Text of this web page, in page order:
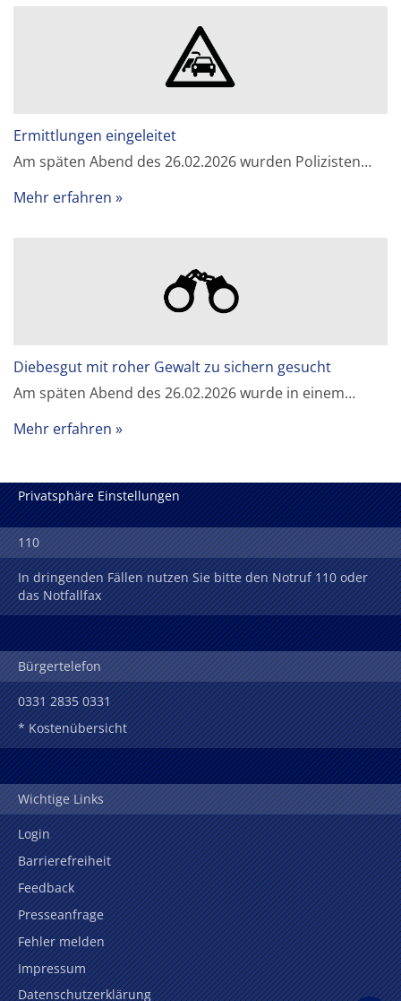
Ermittlungen eingeleitet
Am späten Abend des 26.02.2026 wurden Polizisten…
Mehr erfahren
Diebesgut mit roher Gewalt zu sichern gesucht
Am späten Abend des 26.02.2026 wurde in einem…
Mehr erfahren
Privatsphäre Einstellungen
110
In dringenden Fällen nutzen Sie bitte den Notruf 110 oder
das Notfallfax
Bürgertelefon
0331 2835 0331
* Kostenübersicht
Wichtige Links
Login
Barrierefreiheit
Feedback
Presseanfrage
Fehler melden
Impressum
Datenschutzerklärung